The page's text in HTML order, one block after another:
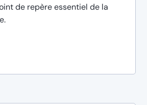
de repère essentiel de la